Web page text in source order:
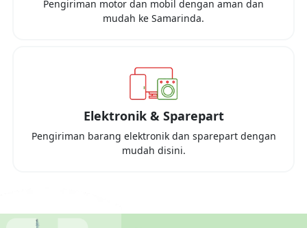
Pengiriman motor dan mobil dengan aman dan
mudah ke Samarinda.
Elektronik & Sparepart
Pengiriman barang elektronik dan sparepart dengan
mudah disini.